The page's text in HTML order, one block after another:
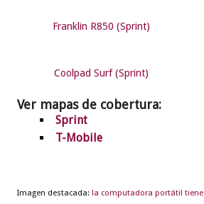
Franklin R850 (Sprint)
Coolpad Surf (Sprint)
Ver mapas de cobertura:
Sprint
T-Mobile
Imagen destacada: la computadora portátil tiene